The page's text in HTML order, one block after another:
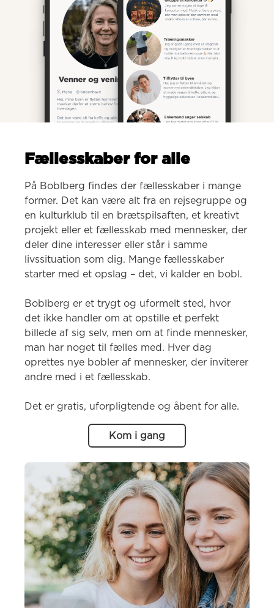
Fællesskaber for alle
På Boblberg findes der fællesskaber i mange
former. Det kan være alt fra en rejsegruppe og
en kulturklub til en brætspilsaften, et kreativt
projekt eller et fællesskab med mennesker, der
deler dine interesser eller står i samme
livssituation som dig. Mange fællesskaber
starter med et opslag – det, vi kalder en bobl.
Boblberg er et trygt og uformelt sted, hvor
det ikke handler om at opstille et perfekt
billede af sig selv, men om at finde mennesker,
man har noget til fælles med. Hver dag
oprettes nye bobler af mennesker, der inviterer
andre med i et fællesskab.
Det er gratis, uforpligtende og åbent for alle.
Kom i gang